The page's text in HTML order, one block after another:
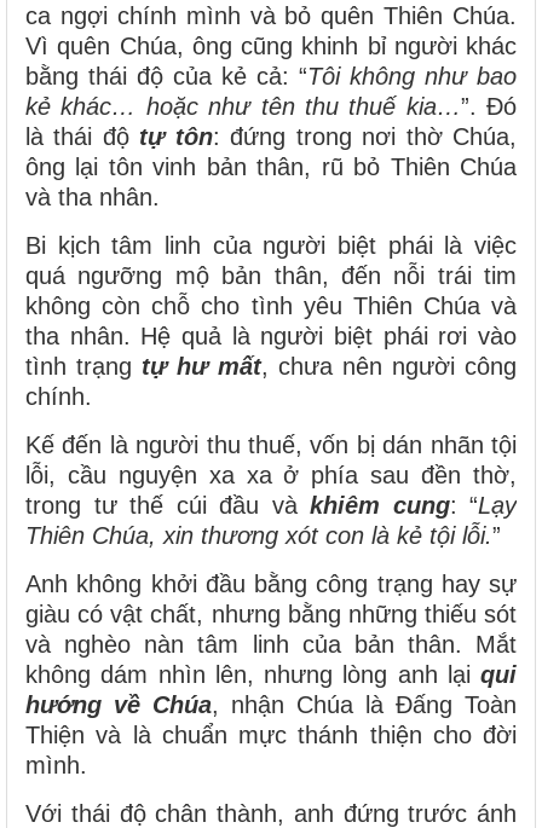
ca ngợi chính mình và bỏ quên Thiên Chúa.
Vì quên Chúa, ông cũng khinh bỉ người khác
bằng thái độ của kẻ cả: “Tôi không như bao
kẻ khác… hoặc như tên thu thuế kia…”. Đó
là thái độ tự tôn: đứng trong nơi thờ Chúa,
ông lại tôn vinh bản thân, rũ bỏ Thiên Chúa
và tha nhân.
Bi kịch tâm linh của người biệt phái là việc
quá ngưỡng mộ bản thân, đến nỗi trái tim
không còn chỗ cho tình yêu Thiên Chúa và
tha nhân. Hệ quả là người biệt phái rơi vào
tình trạng tự hư mất, chưa nên người công
chính.
Kế đến là người thu thuế, vốn bị dán nhãn tội
lỗi, cầu nguyện xa xa ở phía sau đền thờ,
trong tư thế cúi đầu và khiêm cung: “Lạy
Thiên Chúa, xin thương xót con là kẻ tội lỗi.”
Anh không khởi đầu bằng công trạng hay sự
giàu có vật chất, nhưng bằng những thiếu sót
và nghèo nàn tâm linh của bản thân. Mắt
không dám nhìn lên, nhưng lòng anh lại qui
hướng về Chúa, nhận Chúa là Đấng Toàn
Thiện và là chuẩn mực thánh thiện cho đời
mình.
Với thái độ chân thành, anh đứng trước ánh